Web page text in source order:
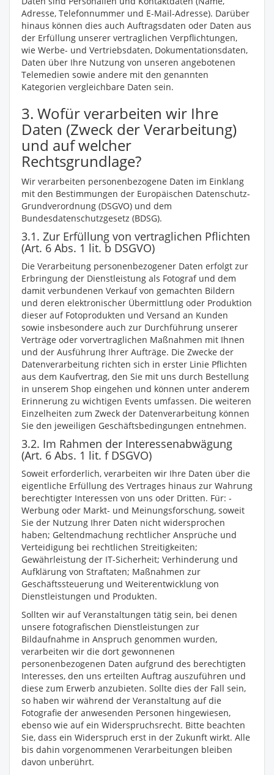
Adresse, Telefonnummer und E-Mail-Adresse). Darüber
hinaus können dies auch Auftragsdaten oder Daten aus
der Erfüllung unserer vertraglichen Verpflichtungen,
wie Werbe- und Vertriebsdaten, Dokumentationsdaten,
Daten über Ihre Nutzung von unseren angebotenen
Telemedien sowie andere mit den genannten
Kategorien vergleichbare Daten sein.
3. Wofür verarbeiten wir Ihre
Daten (Zweck der Verarbeitung)
und auf welcher
Rechtsgrundlage?
Wir verarbeiten personenbezogene Daten im Einklang
mit den Bestimmungen der Europäischen Datenschutz-
Grundverordnung (DSGVO) und dem
Bundesdatenschutzgesetz (BDSG).
3.1. Zur Erfüllung von vertraglichen Pflichten
(Art. 6 Abs. 1 lit. b DSGVO)
Die Verarbeitung personenbezogener Daten erfolgt zur
Erbringung der Dienstleistung als Fotograf und dem
damit verbundenen Verkauf von gemachten Bildern
und deren elektronischer Übermittlung oder Produktion
dieser auf Fotoprodukten und Versand an Kunden
sowie insbesondere auch zur Durchführung unserer
Verträge oder vorvertraglichen Maßnahmen mit Ihnen
und der Ausführung Ihrer Aufträge. Die Zwecke der
Datenverarbeitung richten sich in erster Linie Pflichten
aus dem Kaufvertrag, den Sie mit uns durch Bestellung
in unserem Shop eingehen und können unter anderem
Erinnerung zu wichtigen Events umfassen. Die weiteren
Einzelheiten zum Zweck der Datenverarbeitung können
Sie den jeweiligen Geschäftsbedingungen entnehmen.
3.2. Im Rahmen der Interessenabwägung
(Art. 6 Abs. 1 lit. f DSGVO)
Soweit erforderlich, verarbeiten wir Ihre Daten über die
eigentliche Erfüllung des Vertrages hinaus zur Wahrung
berechtigter Interessen von uns oder Dritten. Für: -
Werbung oder Markt- und Meinungsforschung, soweit
Sie der Nutzung Ihrer Daten nicht widersprochen
haben; Geltendmachung rechtlicher Ansprüche und
Verteidigung bei rechtlichen Streitigkeiten;
Gewährleistung der IT-Sicherheit; Verhinderung und
Aufklärung von Straftaten; Maßnahmen zur
Geschäftssteuerung und Weiterentwicklung von
Dienstleistungen und Produkten.
Sollten wir auf Veranstaltungen tätig sein, bei denen
unsere fotografischen Dienstleistungen zur
Bildaufnahme in Anspruch genommen wurden,
verarbeiten wir die dort gewonnenen
personenbezogenen Daten aufgrund des berechtigten
Interesses, den uns erteilten Auftrag auszuführen und
diese zum Erwerb anzubieten. Sollte dies der Fall sein,
so haben wir während der Veranstaltung auf die
Fotografie der anwesenden Personen hingewiesen,
ebenso wie auf ein Widerspruchsrecht. Bitte beachten
Sie, dass ein Widerspruch erst in der Zukunft wirkt. Alle
bis dahin vorgenommenen Verarbeitungen bleiben
davon unberührt.